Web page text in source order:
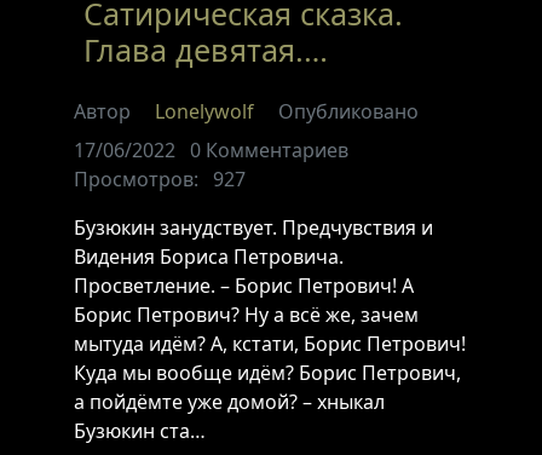
Сатирическая сказка.
Глава девятая.…
Автор Lonelywolf
Опубликовано
17/06/2022 0 Комментариев
Просмотров:
927
Бузюкин занудствует. Предчувствия и
Видения Бориса Петровича.
Просветление. – Борис Петрович! А
Борис Петрович? Ну а всё же, зачем
мытуда идём? А, кстати, Борис Петрович!
Куда мы вообще идём? Борис Петрович,
а пойдёмте уже домой? – хныкал
Бузюкин ста…